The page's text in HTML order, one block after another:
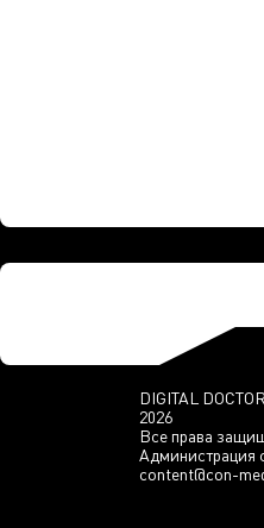
DIGITAL
2026
Все права
Администрация
content@con-